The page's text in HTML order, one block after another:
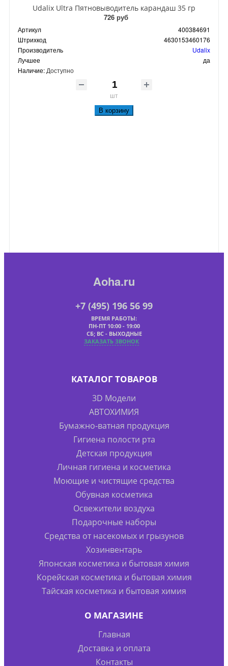
Udalix Ultra Пятновыводитель карандаш 35 гр
726 руб
Артикул
400384691
Штрихкод
4630153460176
Производитель
Udalix
Лучшее
да
Наличие: Доступно
шт
В корзину
Aoha.ru
+7 (495) 196 56 99
ВРЕМЯ РАБОТЫ:
ПН-ПТ 10:00 - 19:00
СБ; ВС - ВЫХОДНЫЕ
ЗАКАЗАТЬ ЗВОНОК
КАТАЛОГ ТОВАРОВ
3D Модели
АВТОХИМИЯ
Бумажно-ватная продукция
Гигиена полости рта
Детская продукция
Личная гигиена и косметика
Моющие и чистящие средства
Обувная косметика
Освежители воздуха
Подарочные наборы
Средства от насекомых и грызунов
Хозинвентарь
Японская косметика и бытовая химия
Корейская косметика и бытовая химия
Тайская косметика и бытовая химия
О МАГАЗИНЕ
Главная
Доставка и оплата
Контакты